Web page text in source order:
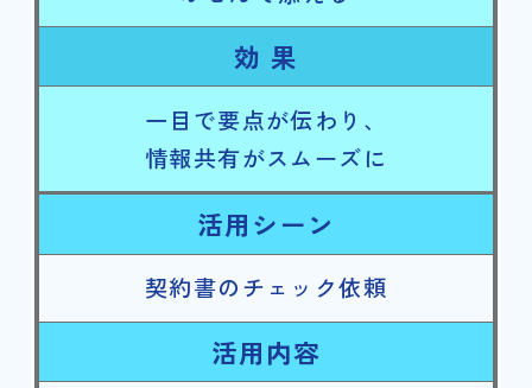
効 果
一目で要点が伝わり、
情報共有がスムーズに
活用シーン
契約書のチェック依頼
活用内容